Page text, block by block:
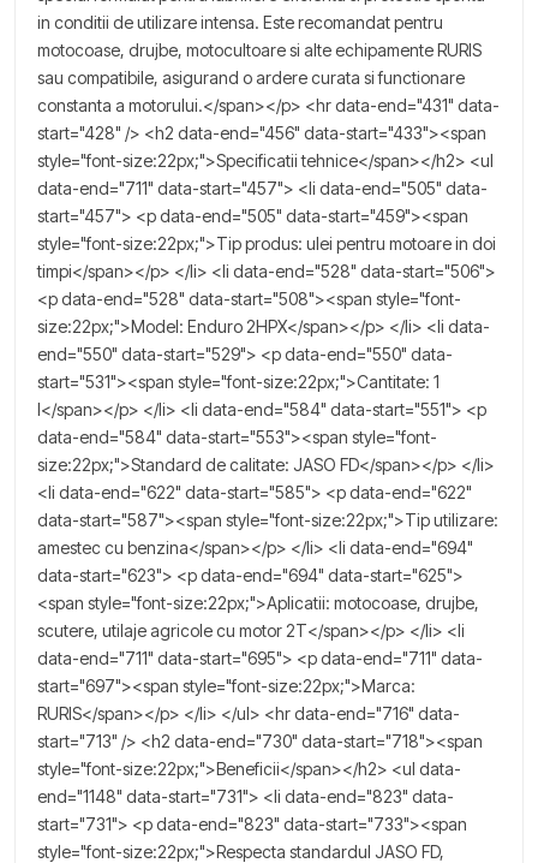
in conditii de utilizare intensa. Este recomandat pentru
motocoase, drujbe, motocultoare si alte echipamente RURIS
sau compatibile, asigurand o ardere curata si functionare
constanta a motorului.</span></p> <hr data-end="431" data-
start="428" /> <h2 data-end="456" data-start="433"><span
style="font-size:22px;">Specificatii tehnice</span></h2> <ul
data-end="711" data-start="457"> <li data-end="505" data-
start="457"> <p data-end="505" data-start="459"><span
style="font-size:22px;">Tip produs: ulei pentru motoare in doi
timpi</span></p> </li> <li data-end="528" data-start="506">
<p data-end="528" data-start="508"><span style="font-
size:22px;">Model: Enduro 2HPX</span></p> </li> <li data-
end="550" data-start="529"> <p data-end="550" data-
start="531"><span style="font-size:22px;">Cantitate: 1
l</span></p> </li> <li data-end="584" data-start="551"> <p
data-end="584" data-start="553"><span style="font-
size:22px;">Standard de calitate: JASO FD</span></p> </li>
<li data-end="622" data-start="585"> <p data-end="622"
data-start="587"><span style="font-size:22px;">Tip utilizare:
amestec cu benzina</span></p> </li> <li data-end="694"
data-start="623"> <p data-end="694" data-start="625">
<span style="font-size:22px;">Aplicatii: motocoase, drujbe,
scutere, utilaje agricole cu motor 2T</span></p> </li> <li
data-end="711" data-start="695"> <p data-end="711" data-
start="697"><span style="font-size:22px;">Marca:
RURIS</span></p> </li> </ul> <hr data-end="716" data-
start="713" /> <h2 data-end="730" data-start="718"><span
style="font-size:22px;">Beneficii</span></h2> <ul data-
end="1148" data-start="731"> <li data-end="823" data-
start="731"> <p data-end="823" data-start="733"><span
style="font-size:22px;">Respecta standardul JASO FD,